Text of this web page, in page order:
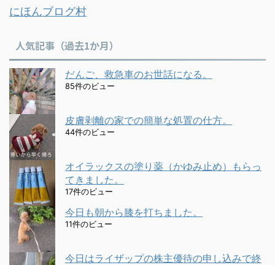
にほんブログ村
人気記事（過去1か月）
だんご、救急車のお世話になる。
85件のビュー
皮膚剥離の家での簡単な処置の仕方。
44件のビュー
オイラックスの塗り薬（かゆみ止め）もらっ
てきました。
17件のビュー
今日も朝から膝を打ちました。
11件のビュー
今日はライザップの株主優待の申し込みで終